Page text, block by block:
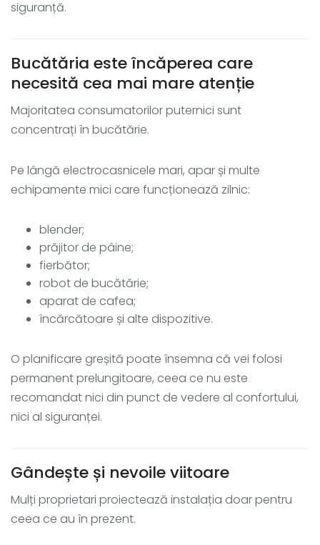
siguranță.
Bucătăria este încăperea care
necesită cea mai mare atenție
Majoritatea consumatorilor puternici sunt
concentrați în bucătărie.
Pe lângă electrocasnicele mari, apar și multe
echipamente mici care funcționează zilnic:
blender;
prăjitor de pâine;
fierbător;
robot de bucătărie;
aparat de cafea;
încărcătoare și alte dispozitive.
O planificare greșită poate însemna că vei folosi
permanent prelungitoare, ceea ce nu este
recomandat nici din punct de vedere al confortului,
nici al siguranței.
Gândește și nevoile viitoare
Mulți proprietari proiectează instalația doar pentru
ceea ce au în prezent.